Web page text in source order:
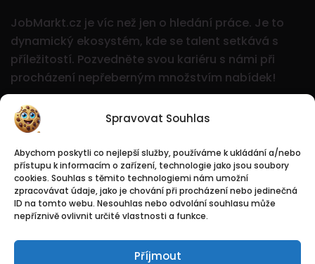
Spravovat Souhlas
Abychom poskytli co nejlepší služby, používáme k ukládání a/nebo
přístupu k informacím o zařízení, technologie jako jsou soubory
cookies. Souhlas s těmito technologiemi nám umožní
zpracovávat údaje, jako je chování při procházení nebo jedinečná
ID na tomto webu. Nesouhlas nebo odvolání souhlasu může
nepříznivě ovlivnit určité vlastnosti a funkce.
Příjmout
JobMarkt.cz je víc než jen o hledání práce. Je to
dynamický ekosystém, kde se talent setkává s
příležitostí. Pozvedněte svou kariéru s námi při
procházení nepřeberným množstvím nabídek!
Logo Jobmarkt.cz ® je registrovaná ochranná
známka.